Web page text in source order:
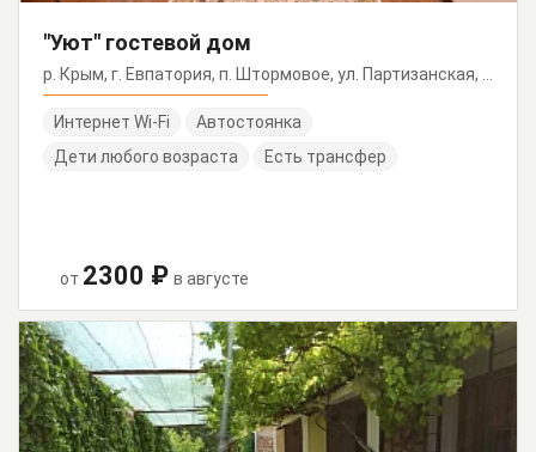
"Уют" гостевой дом
Интернет Wi-Fi
Автостоянка
Дети любого возраста
Есть трансфер
от 2300 ₽ в августе